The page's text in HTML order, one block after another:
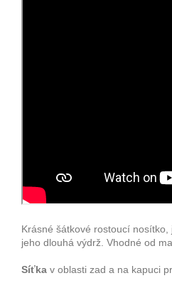
Krásné šátkové rostoucí
jeho dlouhá výdrž. Vhodné od
Síťka v oblasti zad a na kapuci